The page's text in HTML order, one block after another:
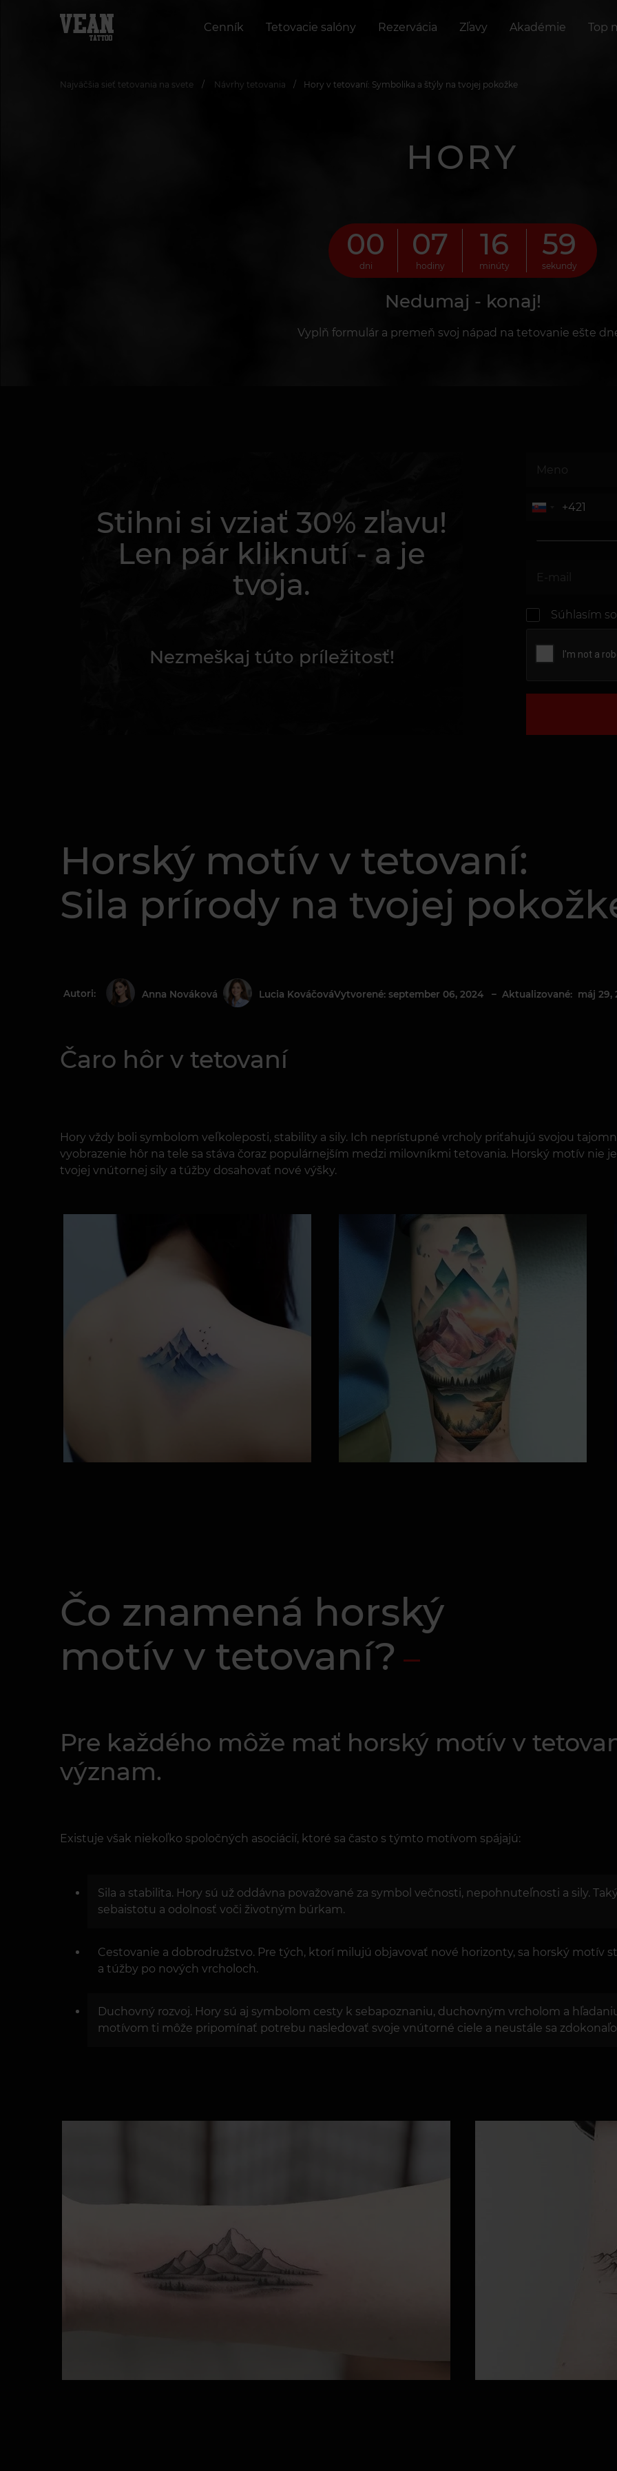
Cenník Tetovacie salóny Rezervácia Zľavy Akadémie Top
Najväčšia sieť tetovania na svete Návrhy tetovania Hory v tetovaní: Symbolika a štýly na tvojej pokožke
HORY
00
dni
07
hodiny
16
minúty
58
sekundy
Nedumaj - konaj!
Vyplň formulár a premeň svoj nápad na tetovanie ešte
Stihni si vziať 30% zľavu!
Len pár kliknutí - a je
tvoja.
Nezmeškaj túto príležitosť!
Súhlasím
Horský motív v tetovaní:
Sila prírody na tvojej
Autori: Anna Nováková Lucia KováčováVytvorené: september 06, 2024 – Aktualizované: máj 29,
Čaro hôr v tetovaní
Hory vždy boli symbolom veľkoleposti, stability a sily. Ich neprístupné vrcholy priťahujú svojou
vyobrazenie hôr na tele sa stáva čoraz populárnejším medzi milovníkmi tetovania. Horský motív nie
tvojej vnútornej sily a túžby dosahovať nové výšky.
Čo znamená horský
motív v tetovaní?
Pre každého môže mať horský motív v
význam.
Existuje však niekoľko spoločných asociácií, ktoré sa často s týmto motívom spájajú:
Sila a stabilita. Hory sú už oddávna považované za symbol večnosti, nepohnuteľnosti a sily.
sebaistotu a odolnosť voči životným búrkam.
Cestovanie a dobrodružstvo. Pre tých, ktorí milujú objavovať nové horizonty, sa horský motív
a túžby po nových vrcholoch.
Duchovný rozvoj. Hory sú aj symbolom cesty k sebapoznaniu, duchovným vrcholom a
motívom ti môže pripomínať potrebu nasledovať svoje vnútorné ciele a neustále sa